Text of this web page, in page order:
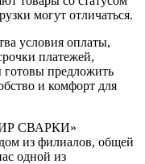
могут отличаться.
условия оплаты,
платежей,
предложить
и комфорт для
СВАРКИ»
из филиалов, общей
одной из